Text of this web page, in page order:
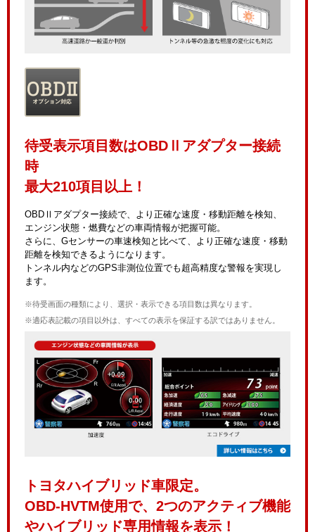
待受表示項目数はOBDⅡアダプター接続
時
最大210項目以上！
OBDⅡアダプター接続で、より正確な速度・移動距離を検知、
エンジン状態・燃費などの車両情報が把握可能。
さらに、Gセンサーの車速検知と比べて、より正確な速度・移動
距離を検知できるようになります。
トンネル内などのGPS非測位位置でも超高精度な警報を実現し
ます。
※待受画面の種類により、選択・表示できる項目数は異なります。
※適応表記載の項目以外は、すべての表示を保証する訳ではありません。
トヨタハイブリッド車限定。
OBD-HVTM使用で、2つのアクティブ機能
やハイブリッド専用情報を表示！